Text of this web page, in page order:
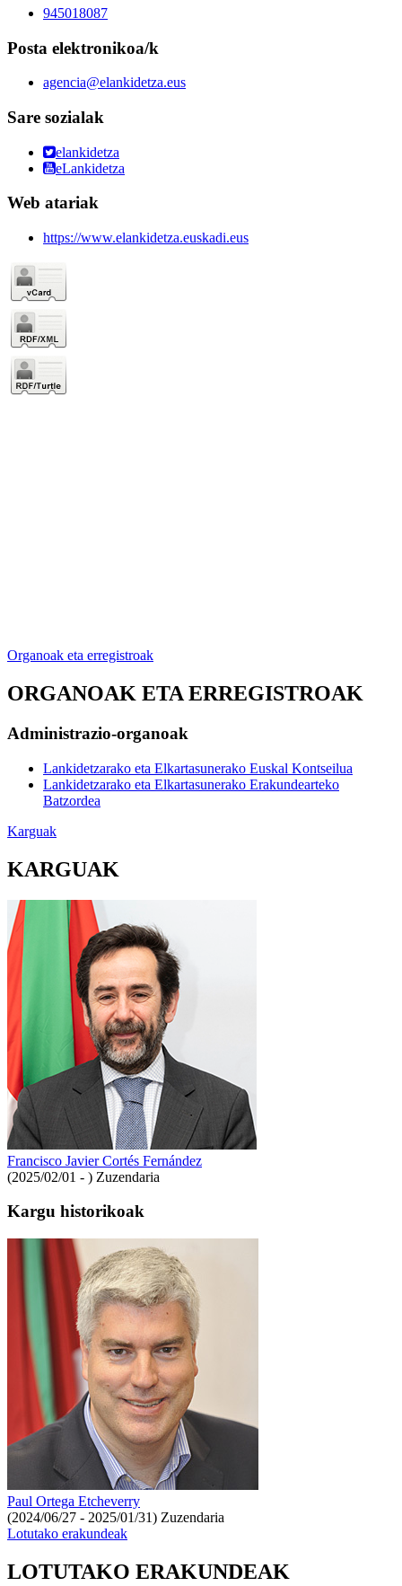
945018087
Posta elektronikoa/k
agencia@elankidetza.eus
Sare sozialak
elankidetza
eLankidetza
Web atariak
https://www.elankidetza.euskadi.eus
Organoak eta erregistroak
ORGANOAK ETA ERREGISTROAK
Administrazio-organoak
Lankidetzarako eta Elkartasunerako Euskal Kontseilua
Lankidetzarako eta Elkartasunerako Erakundearteko
Batzordea
Karguak
KARGUAK
Francisco Javier Cortés Fernández
(2025/02/01 - ) Zuzendaria
Kargu historikoak
Paul Ortega Etcheverry
(2024/06/27 - 2025/01/31) Zuzendaria
Lotutako erakundeak
LOTUTAKO ERAKUNDEAK